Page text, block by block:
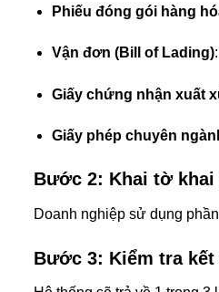
Phiếu đóng gói hàng
Vận đơn (Bill of Lading)
Giấy chứng nhận xuất
Giấy phép chuyên
Bước 2: Khai tờ khai
Doanh nghiệp sử dụng
Bước 3: Kiểm tra kết